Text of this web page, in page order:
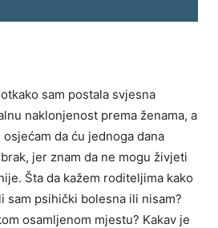
sam postala svjesna
naklonjenost prema ženama, a
da ću jednoga dana
jer znam da ne mogu živjeti
Šta da kažem roditeljima kako
sam psihički bolesna ili nisam?
osamljenom mjestu? Kakav je